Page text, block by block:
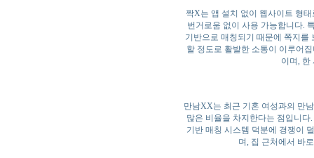
짝X는 앱 설치 없이 웹사이트 형
번거로움 없이 사용 가능합니다.
기반으로 매칭되기 때문에 쪽지를
할 정도로 활발한 소통이 이루어
이며, 한
만남XX는 최근 기혼 여성과의 만
많은 비율을 차지한다는 점입니
기반 매칭 시스템 덕분에 경쟁이
며, 집 근처에서 바